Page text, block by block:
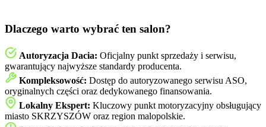
Dlaczego warto wybrać ten salon?
Autoryzacja Dacia: Oficjalny punkt sprzedaży i serwisu,
gwarantujący najwyższe standardy producenta.
Kompleksowość: Dostęp do autoryzowanego serwisu ASO,
oryginalnych części oraz dedykowanego finansowania.
Lokalny Ekspert: Kluczowy punkt motoryzacyjny obsługujący
miasto SKRZYSZÓW oraz region malopolskie.